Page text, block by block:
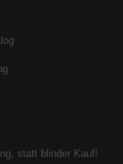
statt blinder Kauf!